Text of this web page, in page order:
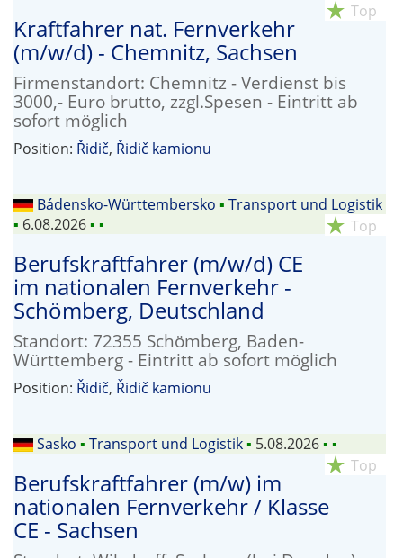
star_rate Top
Kraftfahrer nat. Fernverkehr
(m/w/d) - Chemnitz, Sachsen
Firmenstandort: Chemnitz - Verdienst bis
3000,- Euro brutto, zzgl.Spesen - Eintritt ab
sofort möglich
Position: Řidič, Řidič kamionu
Bádensko-Württembersko ▪ Transport und Logistik
▪ 6.08.2026▪ ▪ star_rate Top
Berufskraftfahrer (m/w/d) CE
im nationalen Fernverkehr -
Schömberg, Deutschland
Standort: 72355 Schömberg, Baden-
Württemberg - Eintritt ab sofort möglich
Position: Řidič, Řidič kamionu
Sasko ▪ Transport und Logistik▪ 5.08.2026▪ ▪
star_rate Top
Berufskraftfahrer (m/w) im
nationalen Fernverkehr / Klasse
CE - Sachsen